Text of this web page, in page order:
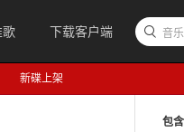
歌 下载客户端 音
新碟上架